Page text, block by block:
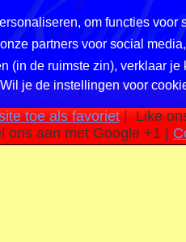
om functies
partners voor social
(in de ruimste zin), verklaar
je de instellingen voor
/ pleinen|Privacy en
toe als favoriet|Like
ons aan met Google +1 |